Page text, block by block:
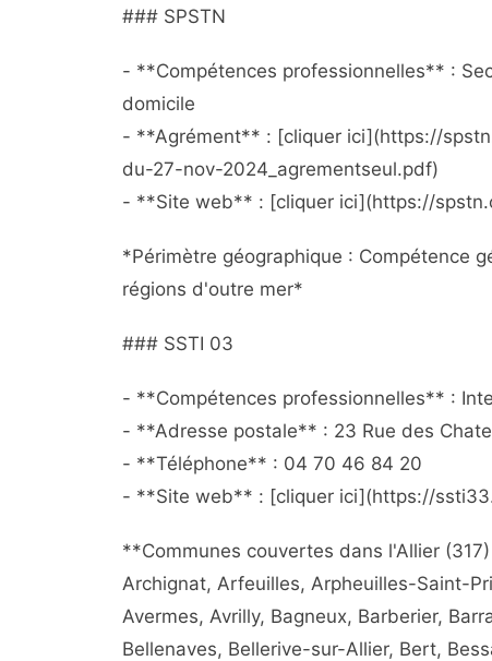
### SPSTN
- **Compétences professionnelles** :
domicile
- **Agrément** : [cliquer ici](https://
du-27-nov-2024_agrementseul.pdf)
- **Site web** : [cliquer ici](https://
*Périmètre géographique : Compétence
régions d'outre mer*
### SSTI 03
- **Compétences professionnelles** :
- **Adresse postale** : 23 Rue des
- **Téléphone** : 04 70 46 84 20
- **Site web** : [cliquer ici](https://
**Communes couvertes dans l'Allier
Archignat, Arfeuilles, Arpheuilles-Saint-
Avermes, Avrilly, Bagneux, Barberier,
Bellenaves, Bellerive-sur-Allier, Bert,